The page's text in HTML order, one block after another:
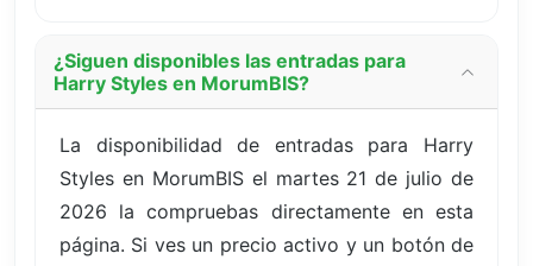
¿Siguen disponibles las entradas para
Harry Styles en MorumBIS?
La disponibilidad de entradas para Harry
Styles en MorumBIS el martes 21 de julio de
2026 la compruebas directamente en esta
página. Si ves un precio activo y un botón de